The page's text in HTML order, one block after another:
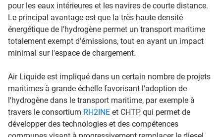
pour les eaux intérieures et les navires de courte distance.
Le principal avantage est que la très haute densité
énergétique de l'hydrogène permet un transport maritime
totalement exempt d'émissions, tout en ayant un impact
minimal sur l'espace de chargement.
Air Liquide est impliqué dans un certain nombre de projets
maritimes à grande échelle favorisant l'adoption de
l'hydrogène dans le transport maritime, par exemple à
travers le consortium RH2INE et CHTP, qui permet de
développer des technologies et des compétences